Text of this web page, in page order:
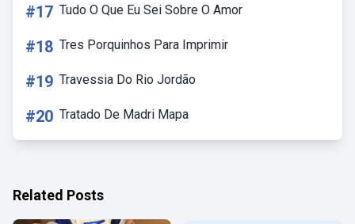
#17 Tudo O Que Eu Sei Sobre O Amor
#18 Tres Porquinhos Para Imprimir
#19 Travessia Do Rio Jordão
#20 Tratado De Madri Mapa
Related Posts